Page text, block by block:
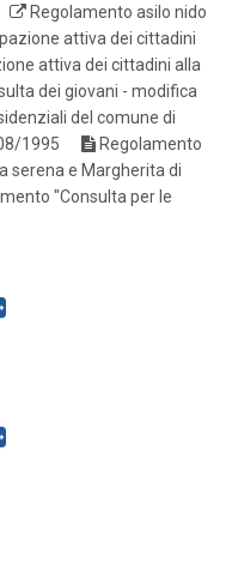
Regolamento asilo nido
attiva dei cittadini
attiva dei cittadini alla
dei giovani - modifica
del comune di
1995
Regolamento
serena e Margherita di
"Consulta per le